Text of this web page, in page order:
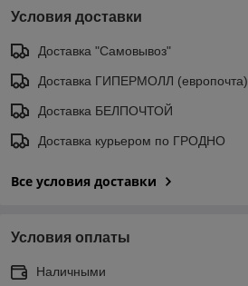
Условия доставки
Доставка "Самовывоз"
Доставка ГИПЕРМОЛЛ (европочта)
Доставка БЕЛПОЧТОЙ
Доставка курьером по ГРОДНО
Все условия доставки
Условия оплаты
Наличными